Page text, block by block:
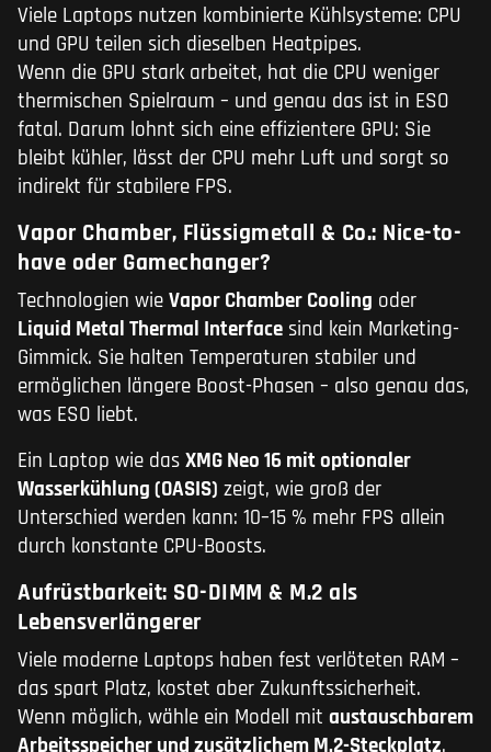
Viele Laptops nutzen kombinierte Kühlsysteme: CPU
und GPU teilen sich dieselben Heatpipes.
Wenn die GPU stark arbeitet, hat die CPU weniger
thermischen Spielraum – und genau das ist in ESO
fatal. Darum lohnt sich eine effizientere GPU: Sie
bleibt kühler, lässt der CPU mehr Luft und sorgt so
indirekt für stabilere FPS.
Vapor Chamber, Flüssigmetall & Co.: Nice-to-
have oder Gamechanger?
Technologien wie Vapor Chamber Cooling oder
Liquid Metal Thermal Interface sind kein Marketing-
Gimmick. Sie halten Temperaturen stabiler und
ermöglichen längere Boost-Phasen – also genau das,
was ESO liebt.
Ein Laptop wie das XMG Neo 16 mit optionaler
Wasserkühlung (OASIS) zeigt, wie groß der
Unterschied werden kann: 10–15 % mehr FPS allein
durch konstante CPU-Boosts.
Aufrüstbarkeit: SO-DIMM & M.2 als
Lebensverlängerer
Viele moderne Laptops haben fest verlöteten RAM –
das spart Platz, kostet aber Zukunftssicherheit.
Wenn möglich, wähle ein Modell mit austauschbarem
Arbeitsspeicher und zusätzlichem M.2-Steckplatz.